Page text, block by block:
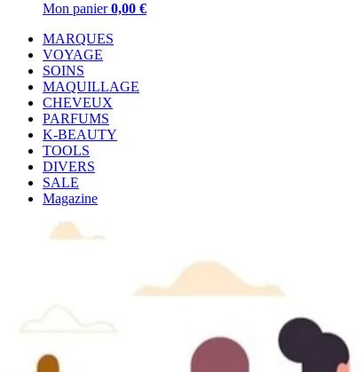
Mon panier 0,00 €
MARQUES
VOYAGE
SOINS
MAQUILLAGE
CHEVEUX
PARFUMS
K-BEAUTY
TOOLS
DIVERS
SALE
Magazine